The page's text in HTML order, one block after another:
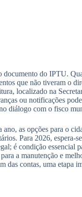
do IPTU.
que não tiveram o
localizado na
ou notificações
diálogo com o fisco
as opções para o
Para 2026, espera-
é condição essencial
a manutenção e
contas, uma etapa